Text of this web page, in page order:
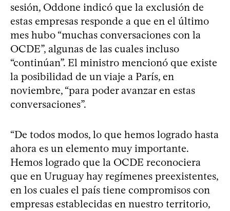
sesión, Oddone indicó que la exclusión de
estas empresas responde a que en el último
mes hubo “muchas conversaciones con la
OCDE”, algunas de las cuales incluso
“continúan”. El ministro mencionó que existe
la posibilidad de un viaje a París, en
noviembre, “para poder avanzar en estas
conversaciones”.
“De todos modos, lo que hemos logrado hasta
ahora es un elemento muy importante.
Hemos logrado que la OCDE reconociera
que en Uruguay hay regímenes preexistentes,
en los cuales el país tiene compromisos con
empresas establecidas en nuestro territorio,